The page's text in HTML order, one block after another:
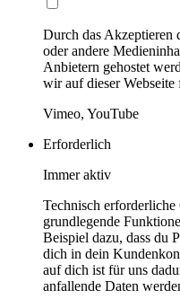
Durch das Akzeptieren
oder andere
Anbietern gehostet
wir auf dieser
Vimeo, YouTube
Erforderlich
Immer aktiv
Technisch
grundlegende
Beispiel dazu, dass du
dich in dein
auf dich ist für uns
anfallende Daten